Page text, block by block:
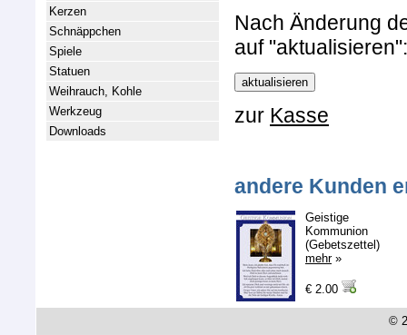
Kerzen
Schnäppchen
Spiele
Statuen
Weihrauch, Kohle
Werkzeug
Downloads
Nach Änderung
auf "aktualisieren":
zur Kasse
andere Kunden
Geistige
Kommunion
(Gebetszettel)
mehr»
€ 2.00
©